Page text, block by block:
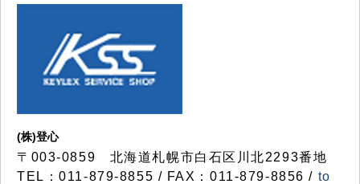
(株)登心
〒003-0859 北海道札幌市白石区川北2293番地
TEL：011-879-8855 / FAX：011-879-8856 / to